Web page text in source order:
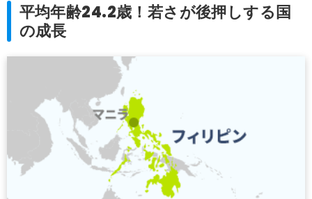
平均年齢24.2歳！若さが後押しする国
の成長